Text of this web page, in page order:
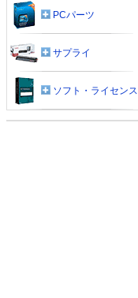
PCパーツ
サプライ
ソフト・ライセンス